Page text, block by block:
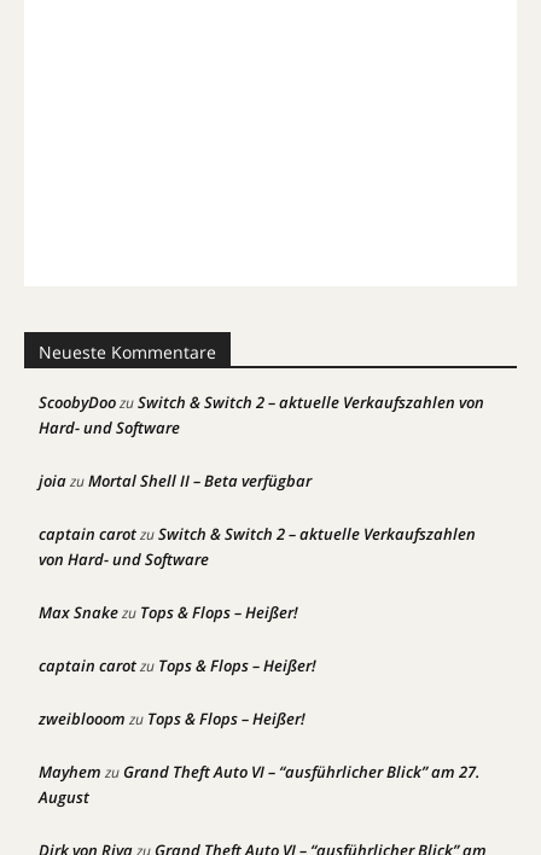
Neueste Kommentare
ScoobyDoozuSwitch & Switch 2 – aktuelle Verkaufszahlen von
Hard- und Software
joiazuMortal Shell II – Beta verfügbar
captain carotzuSwitch & Switch 2 – aktuelle Verkaufszahlen
von Hard- und Software
Max Snakezu Tops & Flops – Heißer!
captain carotzu Tops & Flops – Heißer!
zweiblooom zu Tops & Flops – Heißer!
Mayhem zuGrand Theft Auto VI – “ausführlicher Blick” am 27.
August
Dirk von RivazuGrand Theft Auto VI – “ausführlicher Blick” am